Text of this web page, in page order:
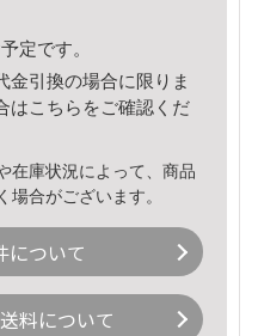
定です。
金引換の場合に限りま
はこちら をご確認くだ
在庫状況によって、商品
場合がございます。
について
料について